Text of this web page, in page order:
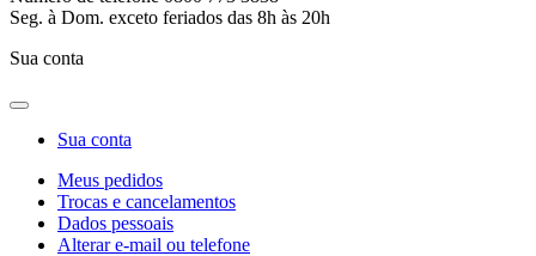
Seg. à Dom. exceto feriados das 8h às 20h
Sua conta
Sua conta
Meus pedidos
Trocas e cancelamentos
Dados pessoais
Alterar e-mail ou telefone